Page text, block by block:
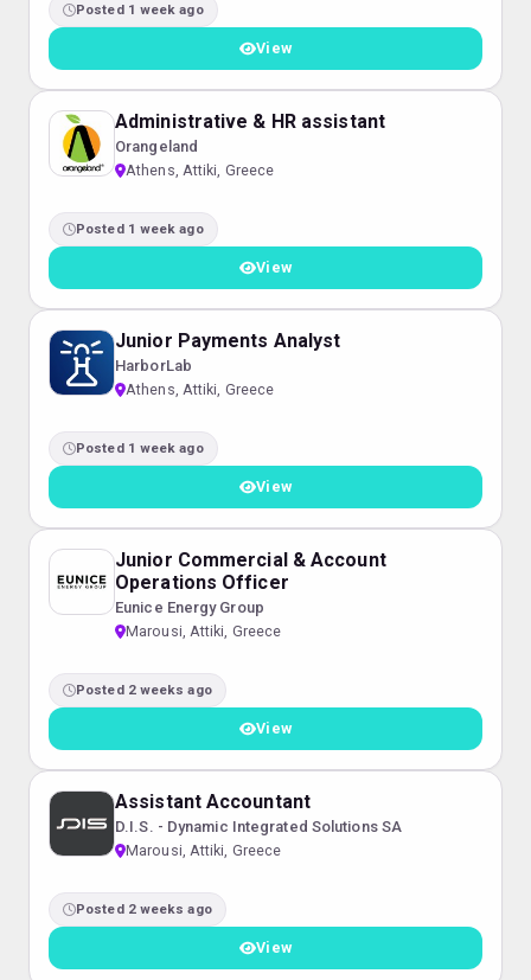
Posted 1 week ago
View
Administrative & HR assistant
Orangeland
Athens, Attiki, Greece
Posted 1 week ago
View
Junior Payments Analyst
HarborLab
Athens, Attiki, Greece
Posted 1 week ago
View
Junior Commercial & Account
Operations Officer
Eunice Energy Group
Marousi, Attiki, Greece
Posted 2 weeks ago
View
Assistant Accountant
D.I.S. - Dynamic Integrated Solutions SA
Marousi, Attiki, Greece
Posted 2 weeks ago
View